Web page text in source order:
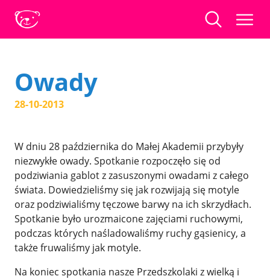
Owady
28-10-2013
W dniu 28 października do Małej Akademii przybyły
niezwykłe owady. Spotkanie rozpoczęło się od
podziwiania gablot z zasuszonymi owadami z całego
świata. Dowiedzieliśmy się jak rozwijają się motyle
oraz podziwialiśmy tęczowe barwy na ich skrzydłach.
Spotkanie było urozmaicone zajęciami ruchowymi,
podczas których naśladowaliśmy ruchy gąsienicy, a
także fruwaliśmy jak motyle.
Na koniec spotkania nasze Przedszkolaki z wielką i